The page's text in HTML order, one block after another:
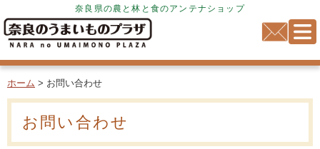
奈良県の農と林と食のアンテナショップ
ホーム > お問い合わせ
お問い合わせ